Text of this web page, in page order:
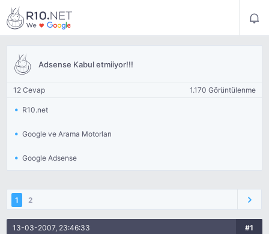
Adsense Kabul etmiiyor!!!
12 Cevap 1.170 Görüntülenme
R10.net
Google ve Arama Motorları
Google Adsense
1 2
13-03-2007, 23:46:33 #1